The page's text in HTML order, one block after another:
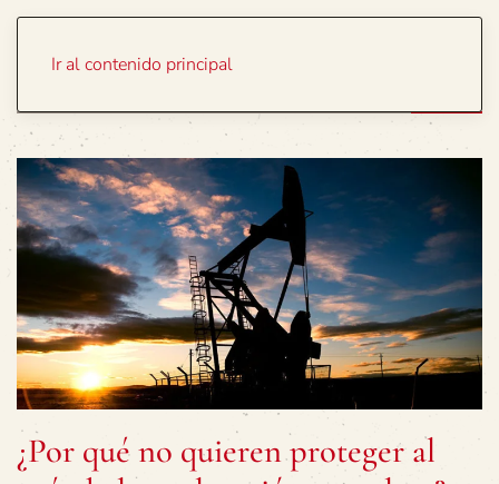
Ir al contenido principal
¿Por qué no quieren proteger al